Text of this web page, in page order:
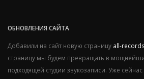
ОБНОВЛЕНИЯ САЙТА
Добавили на сайт новую страницу all-
страницу мы будем превращать в
подходящей студии звукозаписи. Уже